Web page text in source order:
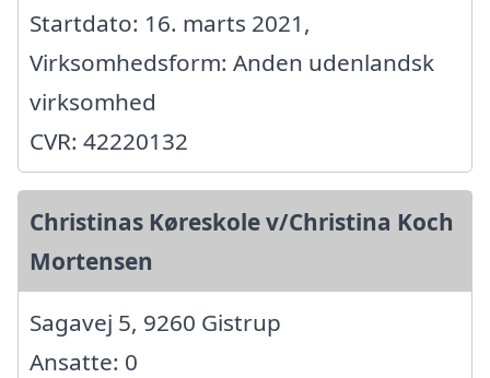
Startdato: 16. marts 2021,
Virksomhedsform: Anden udenlandsk
virksomhed
CVR: 42220132
Christinas Køreskole v/Christina Koch
Mortensen
Sagavej 5, 9260 Gistrup
Ansatte: 0